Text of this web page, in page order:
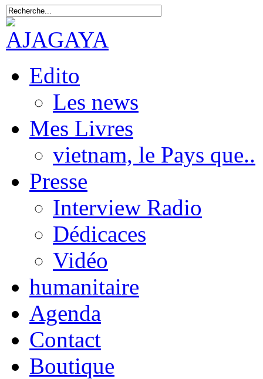
Edito
Les news
Mes Livres
vietnam, le Pays que..
Presse
Interview Radio
Dédicaces
Vidéo
humanitaire
Agenda
Contact
Boutique